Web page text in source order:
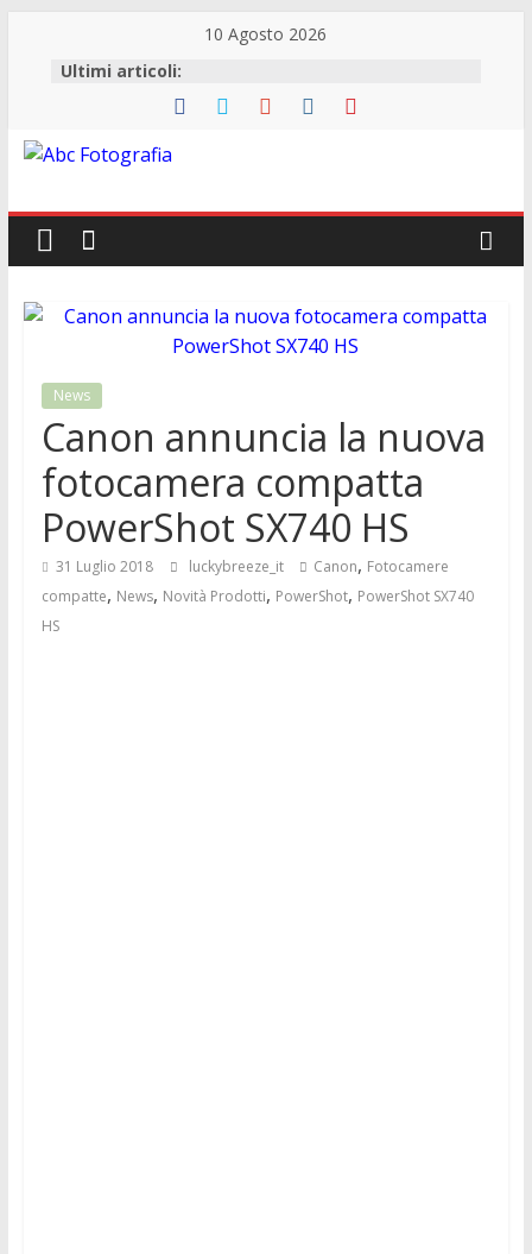
10 Agosto 2026
Ultimi articoli:
Abc
Fotografia
Fotografia,
reflex
accessori
News
Canon annuncia la nuova
fotocamera compatta
PowerShot SX740 HS
31 Luglio 2018 luckybreeze_it Canon, Fotocamere
compatte, News, Novità Prodotti, PowerShot, PowerShot SX740
HS